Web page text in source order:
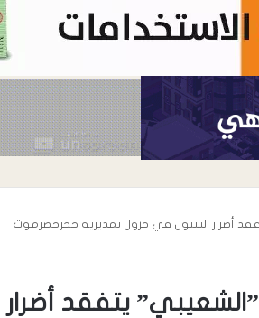
أضرار السيول في جزول بمديرية حجرحضرموت
يتفقد أضرار